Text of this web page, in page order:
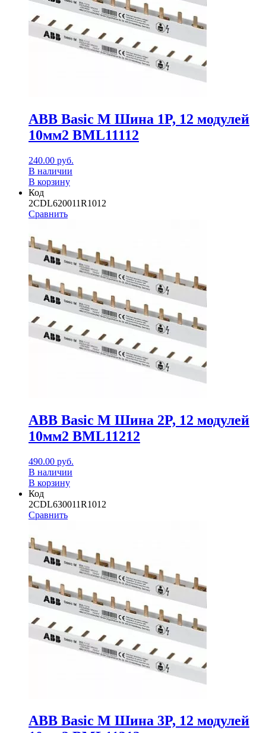
ABB Basic M Шина 1P, 12 модулей
10мм2 BML11112
240.00 руб.
В наличии
В корзину
Код
2CDL620011R1012
Сравнить
ABB Basic M Шина 2P, 12 модулей
10мм2 BML11212
490.00 руб.
В наличии
В корзину
Код
2CDL630011R1012
Сравнить
ABB Basic M Шина 3P, 12 модулей